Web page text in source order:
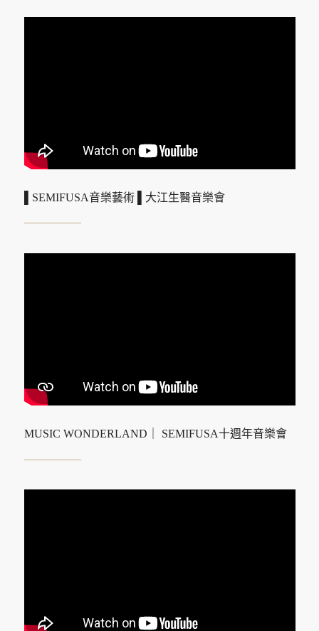
▌SEMIFUSA音樂藝術 ▌大江生醫音樂會
MUSIC WONDERLAND｜ SEMIFUSA十週年音樂會